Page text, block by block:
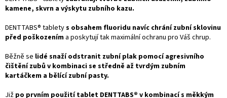
kamene, skvrn a výskytu zubního kazu.
DENTTABS® tabletys obsahem fluoridu navíc chrání zubní sklovinu
před poškozením a poskytují tak maximální ochranu pro Váš chrup.
Běžně se lidé snaží odstranit zubní plak pomocí agresivního
čištění zubů v kombinaci se středně až tvrdým zubním
kartáčkem a bělící zubní pasty.
Již po prvním použití tablet DENTTABS® v kombinací s měkkým